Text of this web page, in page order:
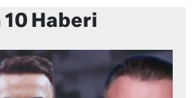
10 Haberi